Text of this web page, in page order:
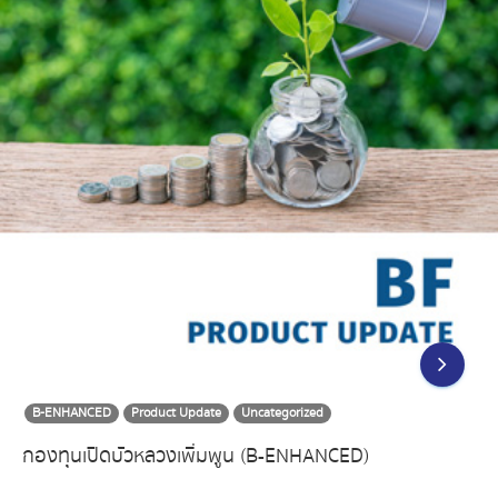
B-ENHANCED Product Update Uncategorized
กองทุนเปิดบัวหลวงเพิ่มพูน (B-ENHANCED)